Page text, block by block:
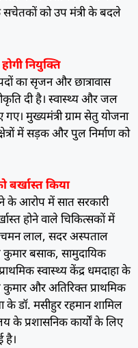
को उप मंत्री के बदले
नियुक्ति
का सृजन और छात्रावास
दी है। स्वास्थ्य और जल
मुख्यमंत्री ग्राम सेतु योजना
में सड़क और पुल निर्माण को
बर्खास्त किया
आरोप में सात सरकारी
होने वाले चिकित्सकों में
चमन लाल, सदर अस्पताल
कुमार बसाक, सामुदायिक
स्वास्थ्य केंद्र धमदाहा के
और अतिरिक्त प्राथमिक
के डॉ. मसीहुर रहमान शामिल
के प्रशासनिक कार्यों के लिए
है।